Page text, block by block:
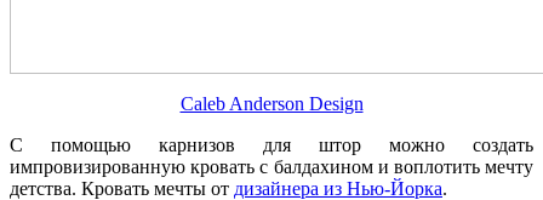
Caleb Anderson Design
С помощью карнизов для штор можно создать
импровизированную кровать с балдахином и воплотить мечту
детства. Кровать мечты от дизайнера из Нью-Йорка.